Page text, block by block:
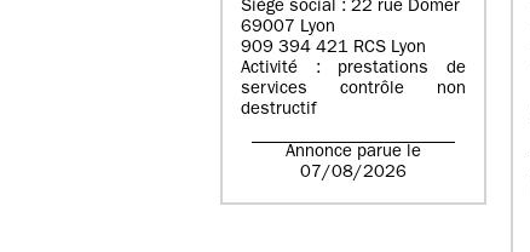
Siège social : 22 rue Domer
69007 Lyon
909 394 421 RCS Lyon
Activité : prestations de
services contrôle non
destructif
Annonce parue le
07/08/2026